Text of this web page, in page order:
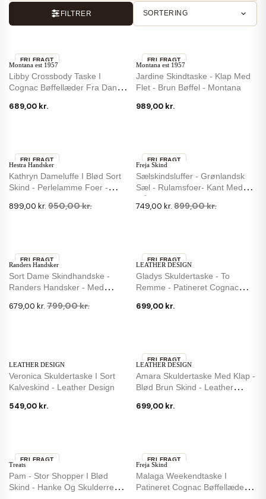
FILTRER SORTERING
Montana est 1957
Libby Crossbody Taske I
Cognac Bøffellæder Fra Danske
689,00 kr.
IKKE PÅ LAGER
FRI FRAGT
Montana est 1957
Jardine Skindtaske - Klap Med
Flet - Brun Bøffel - Montana
989,00 kr.
FRI FRAGT
Hestra Handsker
Kathryn Dameluffe I Blød Sort
Skind - Perlelamme Foer -
899,00 kr. 950,00 kr.
-5 %
FRI FRAGT
Freja Skind
Sælskindsluffer - Grønlandsk
Sæl - Rulamsfoer- Kant Med
Blåræv
749,00 kr. 899,00 kr.
-17 %
FRI FRAGT
Randers Handsker
Sort Dame Skindhandske -
Randers Handsker - Med
679,00 kr. 799,00 kr.
-15 %
FRI FRAGT
LEATHER DESIGN
Gladys Skuldertaske - To
Remme - Patineret Cognac
699,00 kr.
FRI FRAGT
LEATHER DESIGN
Veronica Skuldertaske I Sort
Kalveskind - Leather Design
549,00 kr.
LEATHER DESIGN
Amara Skuldertaske Med Klap -
Blød Brun Skind - Leather
699,00 kr.
FRI FRAGT
Treats
Pam - Stor Shopper I Blød
Skind - Hanke Og Skulderrem -
-47 %
FRI FRAGT
Freja Skind
Malaga Weekendtaske I
Patineret Cognac Bøffellæder -
-45 %
FRI FRAGT